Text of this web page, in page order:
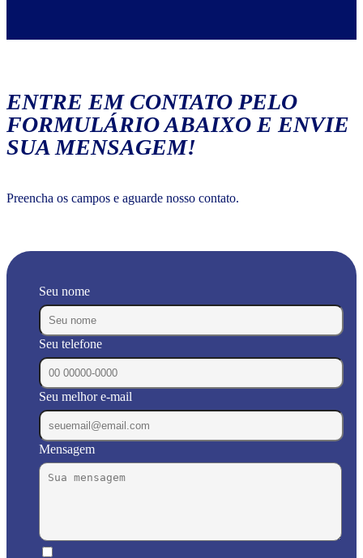
ENTRE EM CONTATO PELO
FORMULÁRIO ABAIXO E ENVIE
SUA MENSAGEM!
Preencha os campos e aguarde nosso contato.
Seu nome
Seu telefone
Seu melhor e-mail
Mensagem